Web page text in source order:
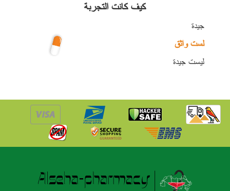
كيف كانت التجربة
جيدة
لست واثق
ليست جيدة